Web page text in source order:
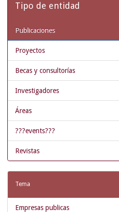
Tipo de entidad
Publicaciones
Proyectos
Becas y consultorías
Investigadores
Áreas
???events???
Revistas
Tema
Empresas publicas